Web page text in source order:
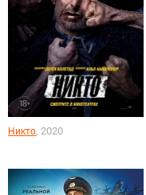
Никто, 2020